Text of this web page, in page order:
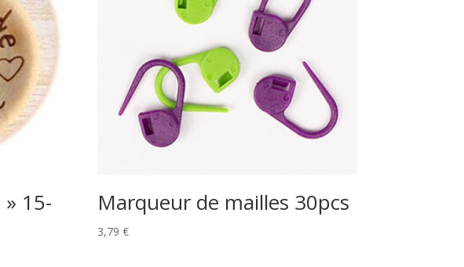
15- Marqueur de mailles 30pcs
3,79€